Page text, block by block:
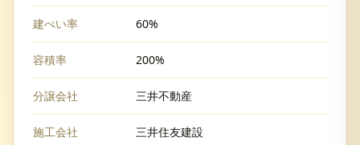
建ぺい率 60%
容積率 200%
分譲会社 三井不動産
施工会社 三井住友建設